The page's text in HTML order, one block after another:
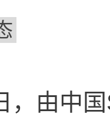
，由中